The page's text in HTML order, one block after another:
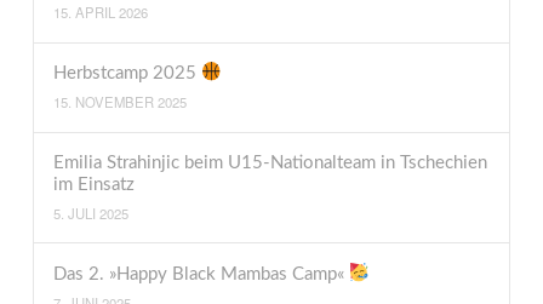
15. APRIL 2026
Herbstcamp 2025
15. NOVEMBER 2025
Emilia Strahinjic beim U15-Nationalteam in Tschechien
im Einsatz
5. JULI 2025
Das 2. »Happy Black Mambas Camp«